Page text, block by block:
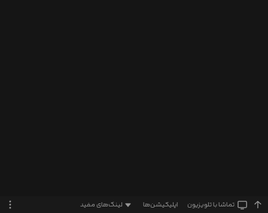
تماشا‌ با تلویزیون اپلیکیشن‌ها لینک‌های مفید